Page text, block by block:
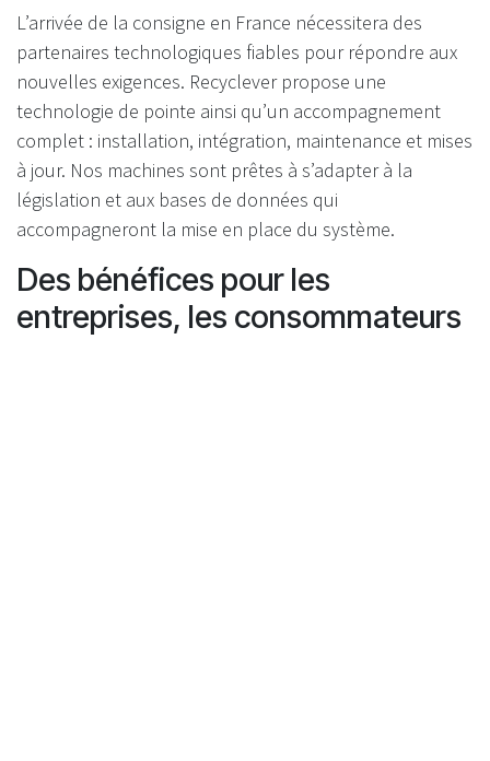
L’arrivée de la consigne en France nécessitera des
partenaires technologiques fiables pour répondre aux
nouvelles exigences. Recyclever propose une
technologie de pointe ainsi qu’un accompagnement
complet : installation, intégration, maintenance et mises
à jour. Nos machines sont prêtes à s’adapter à la
législation et aux bases de données qui
accompagneront la mise en place du système.
Des bénéfices pour les
entreprises, les consommateurs